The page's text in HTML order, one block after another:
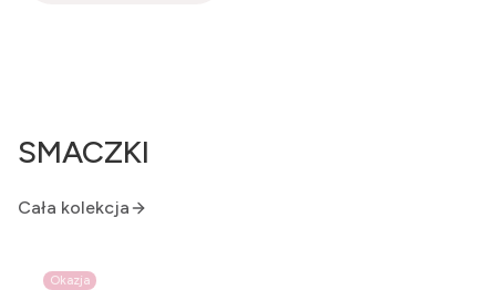
SMACZKI
Cała kolekcja
Okazja